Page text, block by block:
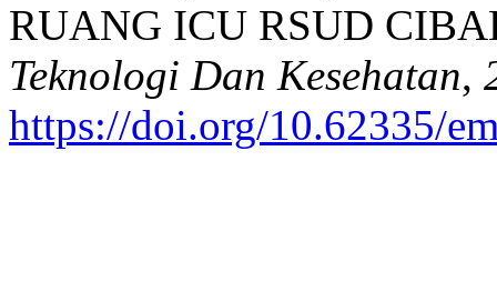
RUANG ICU RSUD
Teknologi Dan Kesehatan,
https://doi.org/10.62335/